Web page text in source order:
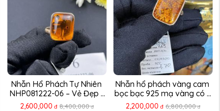
Nhẫn Hổ Phách Tự Nhiên
NHP081222-06 – Vẻ Đẹp ...
2,600,000 đ 8,400,000 đ
Nhẫn hổ phách vàng cam
bọc bạc 925 mạ vàng có ...
2,200,000 đ 6,800,000 đ